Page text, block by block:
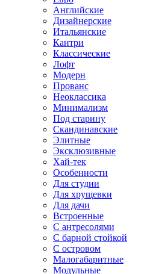
Английские
Дизайнерские
Итальянские
Кантри
Классические
Лофт
Модерн
Прованс
Неоклассика
Минимализм
Под старину
Скандинавские
Элитные
Эксклюзивные
Хай-тек
Особенности
Для студии
Для хрущевки
Для дачи
Встроенные
С антресолями
С барной стойкой
С островом
Малогабаритные
Модульные